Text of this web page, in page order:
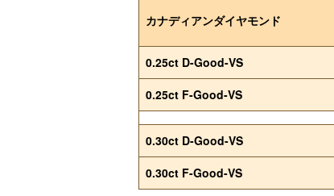
カナディアンダイヤモンド
0.25ct D-Good-VS
0.25ct F-Good-VS
0.30ct D-Good-VS
0.30ct F-Good-VS